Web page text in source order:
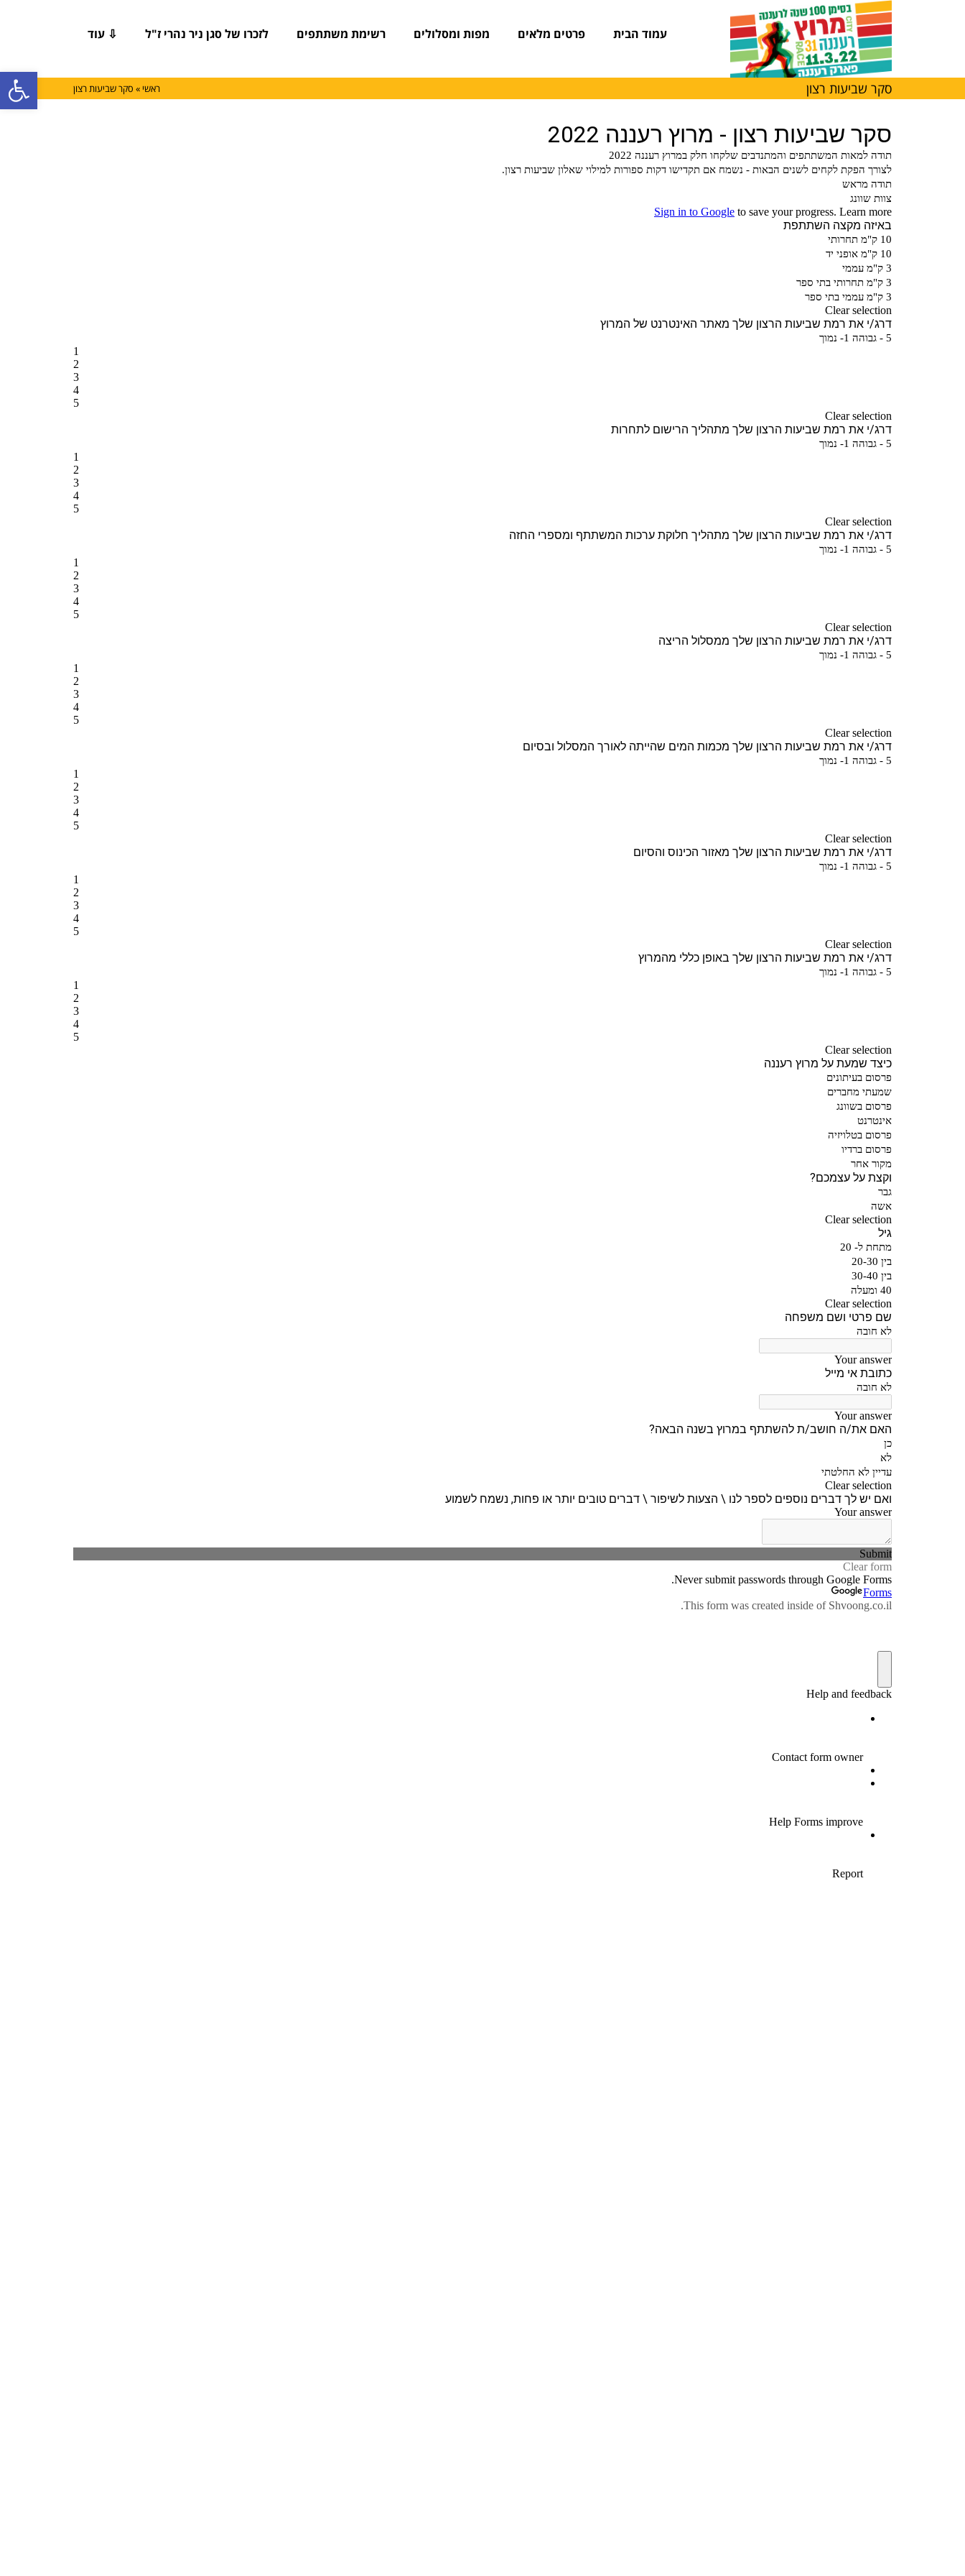
פתח
עמוד הבית פרטים מלאים מפות ומסלולים רשימת משתתפים לזכרו של סגן ניר נהרי ז"ל ⇩ עוד
סקר שביעות רצון ראשי » סקר שביעות רצון